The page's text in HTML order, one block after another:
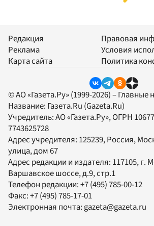
Редакция
Реклама
Карта сайта
Правовая
Условия
Политика
© АО «Газета.Ру» (1999-2026) – Главные
Название: Газета.Ru (Gazeta.Ru)
Учредитель:АО «Газета.Ру», ОГРН
7743625728
Адрес учредителя: 125239, Россия,
улица, дом 67
Адрес редакции и издателя: 117105, г.
Варшавское шоссе, д.9, стр.1
Телефон редакции:+7 (495) 785-00-12
Факс:+7 (495) 785-17-01
Электронная почта:gazeta@gazeta.ru